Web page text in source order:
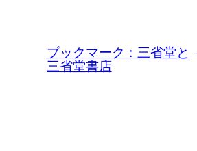
ブックマーク：三省堂と
三省堂書店